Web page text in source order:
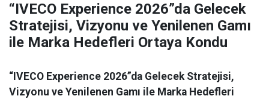
“IVECO Experience 2026”da Gelecek
Stratejisi, Vizyonu ve Yenilenen Gamı
ile Marka Hedefleri Ortaya Kondu
“IVECO Experience 2026”da Gelecek Stratejisi,
Vizyonu ve Yenilenen Gamı ile Marka Hedefleri